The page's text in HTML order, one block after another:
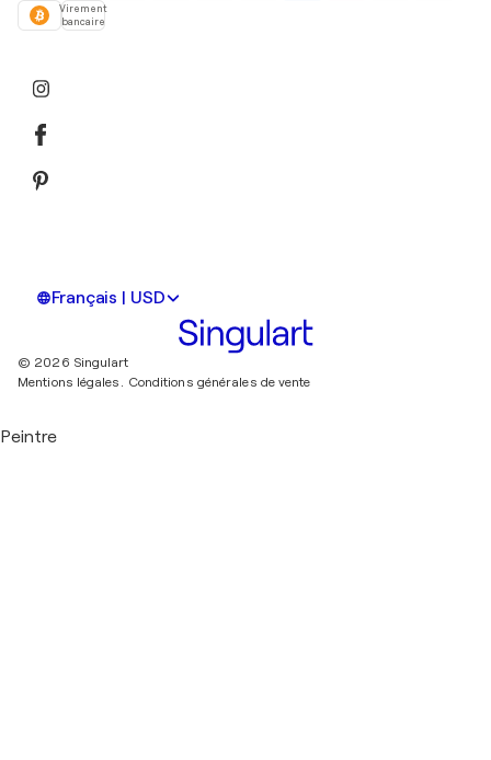
Virement
bancaire
Français | USD
© 2026 Singulart
Mentions légales.
Conditions générales de vente
Peintre